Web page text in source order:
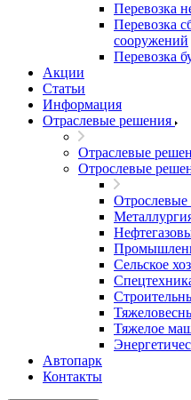
Перевозка
Перевозка
сооружений
Перевозка
Акции
Статьи
Информация
Отраслевые решения
Отраслевые
Отрослевые
Сельское
Тяжелое
Автопарк
Контакты